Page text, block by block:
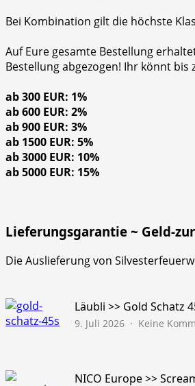
Bei Kombination gilt die höchste
Auf Eure gesamte Bestellung
Bestellung abgezogen! Ihr könnt bis
ab 300 EUR: 1%
ab 600 EUR: 2%
ab 900 EUR: 3%
ab 1500 EUR: 5%
ab 3000 EUR: 10%
ab 5000 EUR: 15%
Lieferungsgarantie ~ Geld-
Die Auslieferung von
Läubli >> Gold Schatz
9. Juli 2026 Keine
NICO Europe >>